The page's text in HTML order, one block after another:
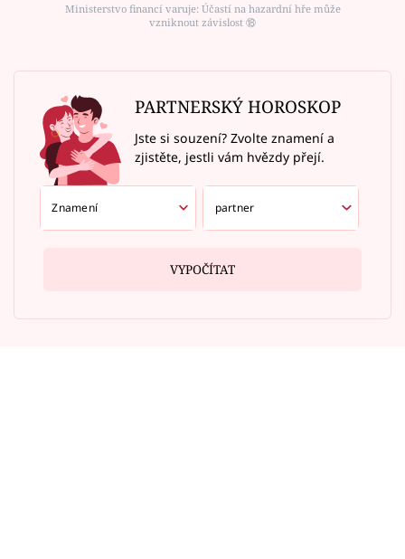
Ministerstvo financí varuje: Účastí na hazardní hře může
vzniknout závislost ⑱
PARTNERSKÝ HOROSKOP
Jste si souzení? Zvolte znamení a
zjistěte, jestli vám hvězdy přejí.
VYPOČÍTAT